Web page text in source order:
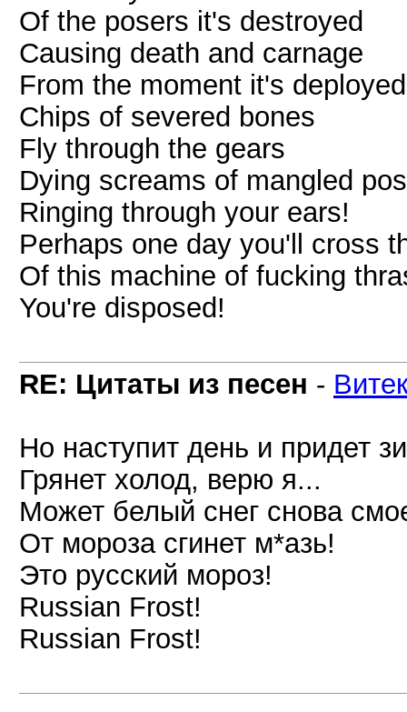
Of the posers it's destroyed
Causing death and carnage
From the moment it's deployed
Chips of severed bones
Fly through the gears
Dying screams of mangled
Ringing through your ears!
Perhaps one day you'll cross
Of this machine of fucking
You're disposed!
RE: Цитаты из песен -
Но наступит день и придет
Грянет холод, верю я...
Может белый снег снова
От мороза сгинет м*азь!
Это русский мороз!
Russian Frost!
Russian Frost!